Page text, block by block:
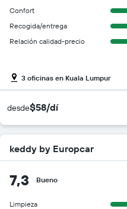
Confort
Recogida/entrega
Relación calidad-precio
3 oficinas en Kuala Lumpur
desde$58/dí
keddy by Europcar
7,3 Bueno
Limpieza